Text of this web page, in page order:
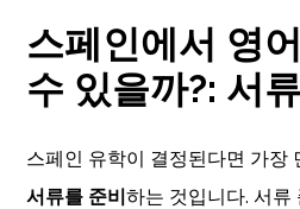
스페인에서 영
수 있을까?: 서
스페인 유학이 결정된다면 가장
서류를 준비하는 것입니다. 서류